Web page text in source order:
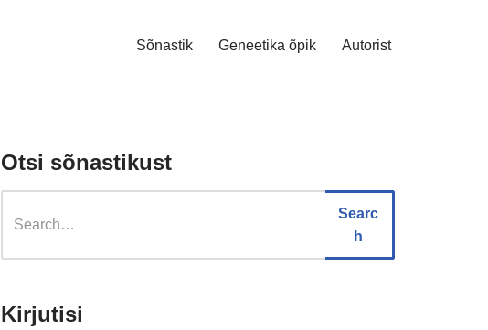
Sõnastik Geneetika õpik Autorist
Otsi sõnastikust
Searc
h
Kirjutisi